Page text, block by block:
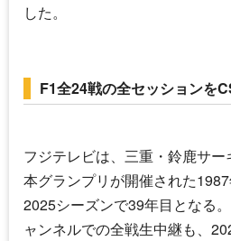
した。
F1全24戦の全セッションを
フジテレビは、三重・鈴鹿サ
本グランプリが開催された1987
2025シーズンで39年目となる
ャンネルでの全戦生中継も、